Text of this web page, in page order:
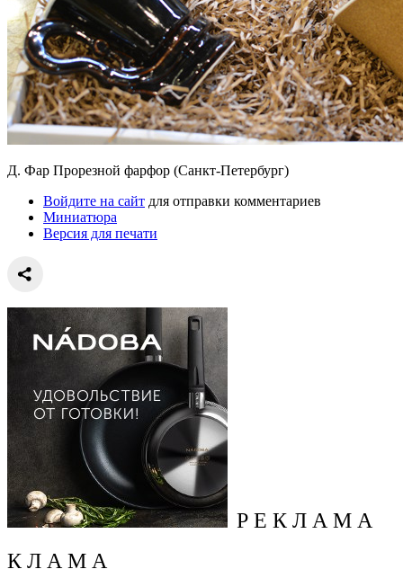
Д. Фар Прорезной фарфор (Санкт-Петербург)
Войдите на сайт для отправки комментариев
Миниатюра
Версия для печати
Р Е К Л А М А
К Л А М А